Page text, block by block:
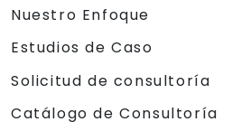
Nuestro Enfoque
Estudios de Caso
Solicitud de consultoría
Catálogo de Consultoría